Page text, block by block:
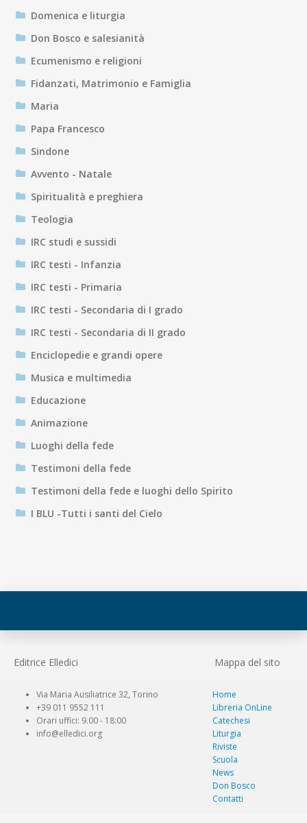
Domenica e liturgia
Don Bosco e salesianità
Ecumenismo e religioni
Fidanzati, Matrimonio e Famiglia
Maria
Papa Francesco
Sindone
Avvento - Natale
Spiritualità e preghiera
Teologia
IRC studi e sussidi
IRC testi - Infanzia
IRC testi - Primaria
IRC testi - Secondaria di I grado
IRC testi - Secondaria di II grado
Enciclopedie e grandi opere
Musica e multimedia
Educazione
Animazione
Luoghi della fede
Testimoni della fede
Testimoni della fede e luoghi dello Spirito
I BLU -Tutti i santi del Cielo
Editrice Elledici Mappa del sito
Via Maria Ausiliatrice 32, Torino
+39 011 9552 111
Orari uffici: 9.00 - 18:00
info@elledici.org
Home
Libreria OnLine
Catechesi
Liturgia
Riviste
Scuola
News
Don Bosco
Contatti